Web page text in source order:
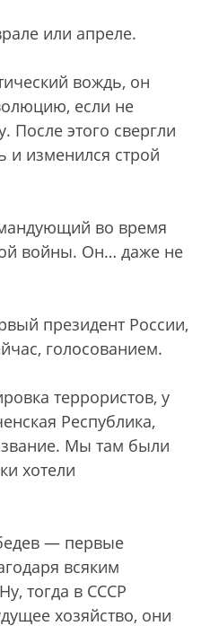
или апреле.
вождь, он
если не
После этого свергли
и изменился строй
во время
войны. Он… даже не
президент России,
голосованием.
террористов, у
Республика,
Мы там были
хотели
— первые
всяким
тогда в СССР
хозяйство, они